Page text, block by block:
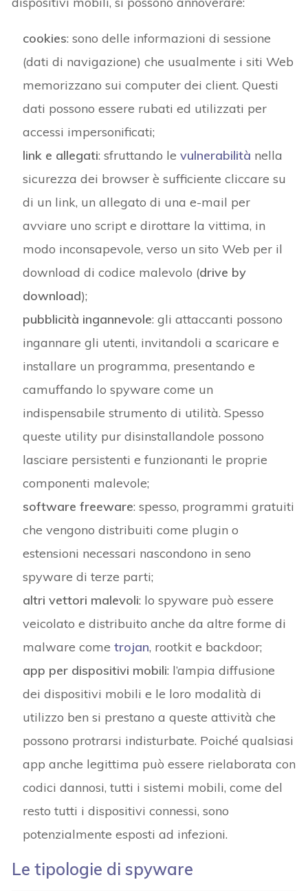
cookies: sono delle informazioni di sessione
(dati di navigazione) che usualmente i siti Web
memorizzano sui computer dei client. Questi
dati possono essere rubati ed utilizzati per
accessi impersonificati;
link e allegati: sfruttando levulnerabilità nella
sicurezza dei browser è sufficiente cliccare su
di un link, un allegato di una e-mail per
avviare uno script e dirottare la vittima, in
modo inconsapevole, verso un sito Web per il
download di codice malevolo (drive by
download);
pubblicità ingannevole: gli attaccanti possono
ingannare gli utenti, invitandoli a scaricare e
installare un programma, presentando e
camuffando lo spyware come un
indispensabile strumento di utilità. Spesso
queste utility pur disinstallandole possono
lasciare persistenti e funzionanti le proprie
componenti malevole;
software freeware: spesso, programmi gratuiti
che vengono distribuiti come plugin o
estensioni necessari nascondono in seno
spyware di terze parti;
altri vettori malevoli: lo spyware può essere
veicolato e distribuito anche da altre forme di
malware cometrojan, rootkit e backdoor;
app per dispositivi mobili: l’ampia diffusione
dei dispositivi mobili e le loro modalità di
utilizzo ben si prestano a queste attività che
possono protrarsi indisturbate. Poiché qualsiasi
app anche legittima può essere rielaborata con
codici dannosi, tutti i sistemi mobili, come del
resto tutti i dispositivi connessi, sono
potenzialmente esposti ad infezioni.
Le tipologie di spyware